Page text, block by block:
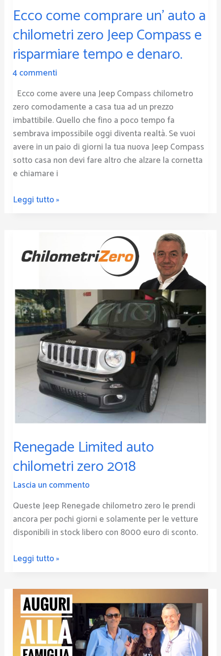
Ecco come comprare un’ auto a
chilometri zero Jeep Compass e
risparmiare tempo e denaro.
4 commenti
Ecco come avere una Jeep Compass chilometro
zero comodamente a casa tua ad un prezzo
imbattibile. Quello che fino a poco tempo fa
sembrava impossibile oggi diventa realtà. Se vuoi
avere in un paio di giorni la tua nuova Jeep Compass
sotto casa non devi fare altro che alzare la cornetta
e chiamare i
Leggi tutto »
Renegade Limited auto
chilometri zero 2018
Lascia un commento
Queste Jeep Renegade chilometro zero le prendi
ancora per pochi giorni e solamente per le vetture
disponibili in stock libero con 8000 euro di sconto.
Limited
auto
zero
2018
Leggi tutto »
Jeep
renegade
alla
famiglia
Cilia